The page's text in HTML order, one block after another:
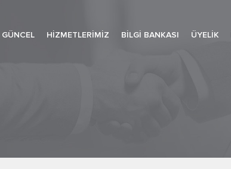
GÜNCEL HIZMETLERIMIZ BILGI BANKASI ÜYELIK